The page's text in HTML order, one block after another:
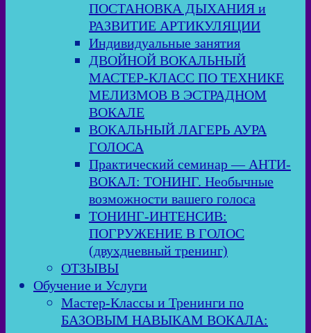
ПОСТАНОВКА ДЫХАНИЯ и
РАЗВИТИЕ АРТИКУЛЯЦИИ
Индивидуальные занятия
ДВОЙНОЙ ВОКАЛЬНЫЙ
МАСТЕР-КЛАСС ПО ТЕХНИКЕ
МЕЛИЗМОВ В ЭСТРАДНОМ
ВОКАЛЕ
ВОКАЛЬНЫЙ ЛАГЕРЬ АУРА
ГОЛОСА
Практический семинар — АНТИ-
ВОКАЛ: ТОНИНГ. Необычные
возможности вашего голоса
ТОНИНГ-ИНТЕНСИВ:
ПОГРУЖЕНИЕ В ГОЛОС
(двухдневный тренинг)
ОТЗЫВЫ
Обучение и Услуги
Мастер-Классы и Тренинги по
БАЗОВЫМ НАВЫКАМ ВОКАЛА: